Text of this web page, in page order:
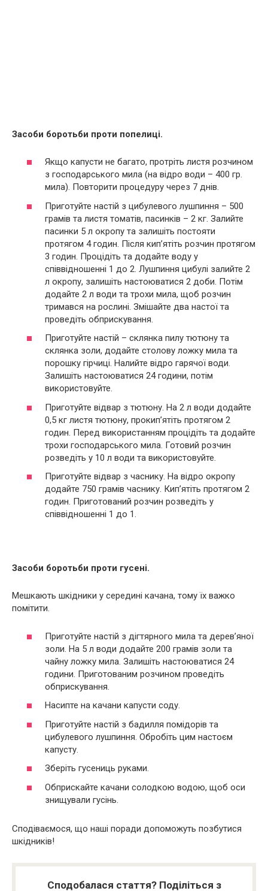
Засоби боротьби проти попелиці.
Якщо капусти не багато, протріть листя розчином
з господарського мила (на відро води – 400 гр.
мила). Повторити процедуру через 7 днів.
Приготуйте настій з цибулевого лушпиння – 500
грамів та листя томатів, пасинків – 2 кг. Залийте
пасинки 5 л окропу та залишіть постояти
протягом 4 годин. Після кип’ятіть розчин протягом
3 годин. Процідіть та додайте воду у
співвідношенні 1 до 2. Лушпиння цибулі залийте 2
л окропу, залишіть настоюватися 2 доби. Потім
додайте 2 л води та трохи мила, щоб розчин
тримався на рослині. Змішайте два настої та
проведіть обприскування.
Приготуйте настій – склянка пилу тютюну та
склянка золи, додайте столову ложку мила та
порошку гірчиці. Налийте відро гарячої води.
Залишіть настоюватися 24 години, потім
використовуйте.
Приготуйте відвар з тютюну. На 2 л води додайте
0,5 кг листя тютюну, прокип’ятіть протягом 2
годин. Перед використанням процідіть та додайте
трохи господарського мила. Готовий розчин
розведіть у 10 л води та використовуйте.
Приготуйте відвар з часнику. На відро окропу
додайте 750 грамів часнику. Кип’ятіть протягом 2
годин. Приготований розчин розведіть у
співвідношенні 1 до 1.
Засоби боротьби проти гусені.
Мешкають шкідники у середині качана, тому їх важко
помітити.
Приготуйте настій з дігтярного мила та дерев’яної
золи. На 5 л води додайте 200 грамів золи та
чайну ложку мила. Залишіть настоюватися 24
години. Приготованим розчином проведіть
обприскування.
Насипте на качани капусти соду.
Приготуйте настій з бадилля помідорів та
цибулевого лушпиння. Обробіть цим настоєм
капусту.
Зберіть гусениць руками.
Обприскайте качани солодкою водою, щоб оси
знищували гусінь.
Сподіваємося, що наші поради допоможуть позбутися
шкідників!
Сподобалася стаття? Поділіться з